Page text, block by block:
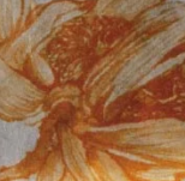
普洱茶知識
名詞釋
沖泡與品飲
普洱茶
茶具推薦
市場趨勢
經典普洱專欄